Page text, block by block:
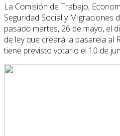
La Comisión de Trabajo,
Seguridad Social y Migraciones
pasado martes, 26 de mayo, el
de ley que creará la pasarela al
tiene previsto votarlo el 10 de